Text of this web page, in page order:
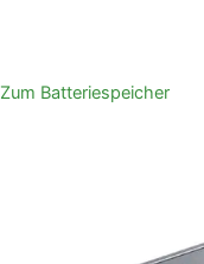
Zum Batteriespeicher